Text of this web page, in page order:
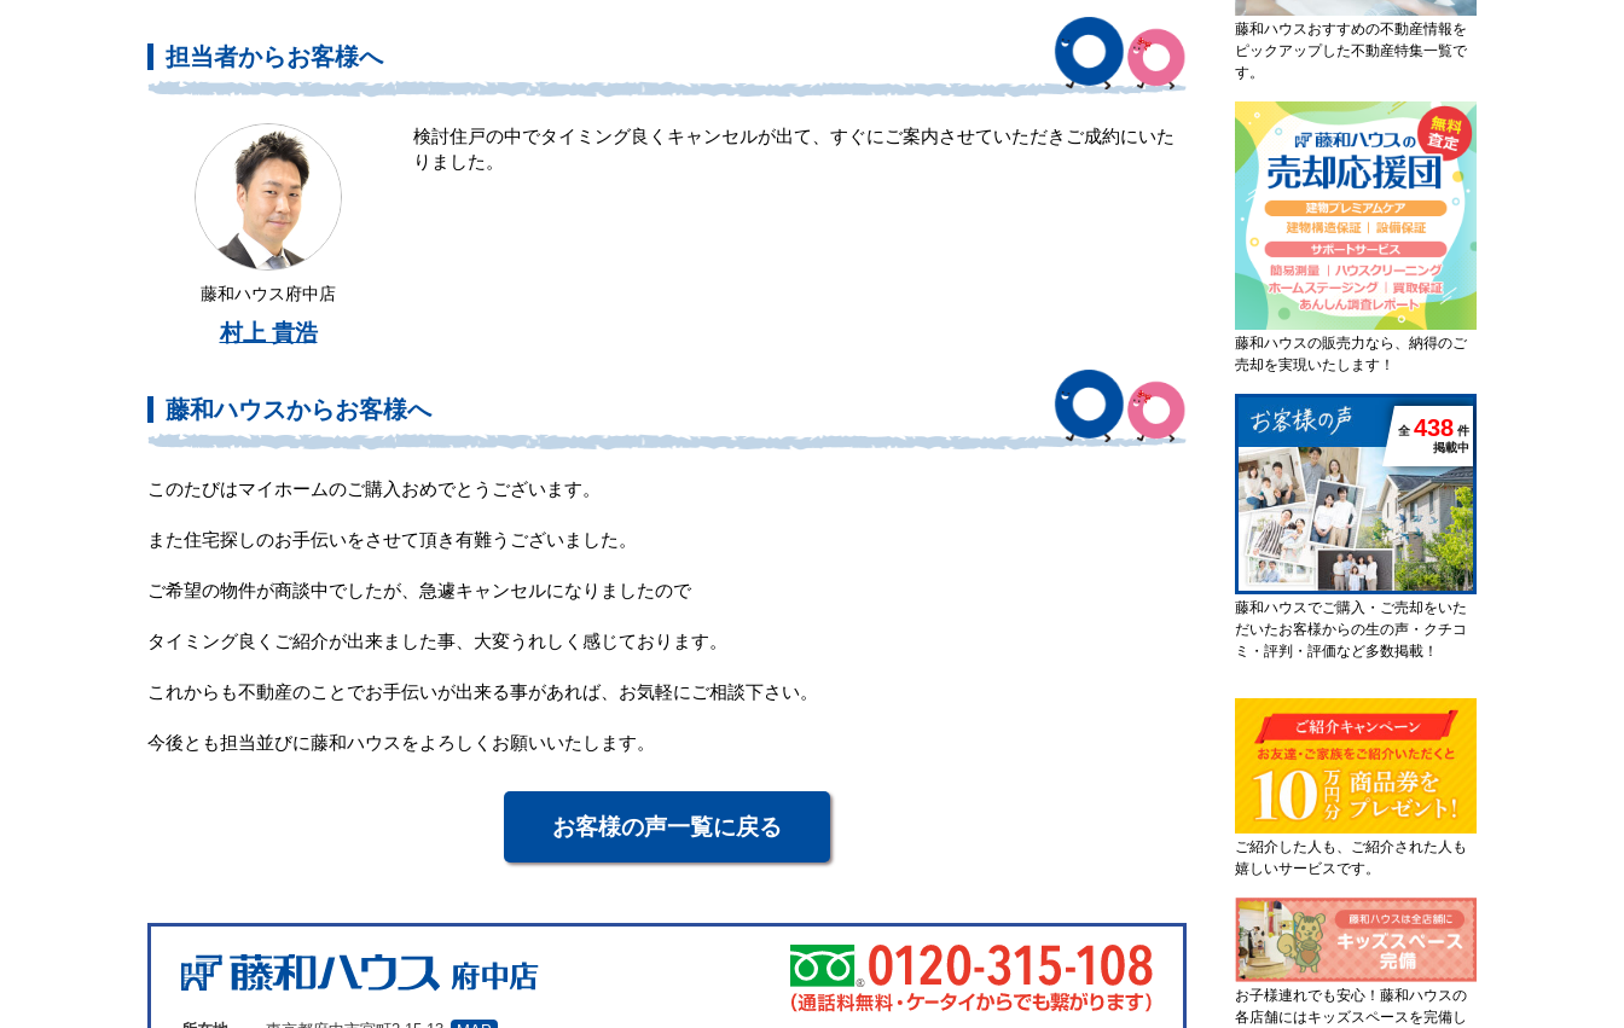
担当者からお客様へ
藤和ハウス府中店
村上 貴浩
検討住戸の中でタイミング良くキャンセルが出て、すぐにご案内させていただきご成約にいた
りました。
藤和ハウスからお客様へ
このたびはマイホームのご購入おめでとうございます。
また住宅探しのお手伝いをさせて頂き有難うございました。
ご希望の物件が商談中でしたが、急遽キャンセルになりましたので
タイミング良くご紹介が出来ました事、大変うれしく感じております。
これからも不動産のことでお手伝いが出来る事があれば、お気軽にご相談下さい。
今後とも担当並びに藤和ハウスをよろしくお願いいたします。
お客様の声一覧に戻る
藤和ハウスおすすめの不動産情報を
ピックアップした不動産特集一覧で
す。
藤和ハウスの販売力なら、納得のご
売却を実現いたします！
全 438 件
掲載中
藤和ハウスでご購入・ご売却をいた
だいたお客様からの生の声・クチコ
ミ・評判・評価など多数掲載！
ご紹介した人も、ご紹介された人も
嬉しいサービスです。
お子様連れでも安心！藤和ハウスの
各店舗にはキッズスペースを完備し